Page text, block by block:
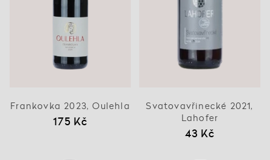
Frankovka 2023, Oulehla
175 Kč
Svatovavřinecké 2021,
Lahofer
43 Kč